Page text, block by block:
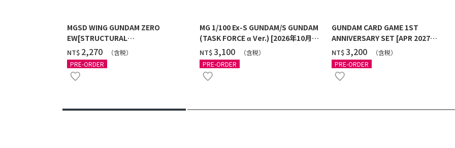
MGSD WING GUNDAM ZERO
EW[STRUCTURAL
COATING/BLACK] [2026年12月發送]
NT$ ‌2,270
（含税）
PRE-ORDER
MG 1/100 Ex-S GUNDAM/S GUNDAM
(TASK FORCE α Ver.) [2026年10月發
送]
NT$‌3,100
（含税）
PRE-ORDER
GUNDAM CARD GAME 1ST
ANNIVERSARY SET [APR 2027
DELIVERY]
NT$‌3,200
（含税）
PRE-ORDER